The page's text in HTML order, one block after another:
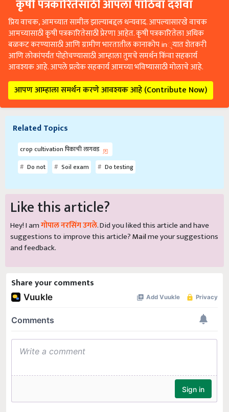
कृषी पत्रकारितेसाठी आपला पाठिंबा दर्शवा
प्रिय वाचक, आमच्यात सामील झाल्याबद्दल धन्यवाद. आपल्यासारखे वाचक
आमच्यासाठी कृषी पत्रकारितेसाठी प्रेरणा आहेत. कृषी पत्रकारितेला अधिक
बळकट करण्यासाठी आणि ग्रामीण भारतातील कानाकोप in्यात शेतकरी
आणि लोकांपर्यंत पोहोचण्यासाठी आम्हाला तुमचे समर्थन किंवा सहकार्य
आवश्यक आहे. आपले प्रत्येक सहकार्य आमच्या भविष्यासाठी मोलाचे आहे.
आपण आम्हाला समर्थन करणे आवश्यक आहे (Contribute Now)
Related Topics
crop cultivation पिकाची लागवड
Do not
Soil exam Do testing
Like this article?
Hey! I amगोपाल नरसिंग उगले. Did you liked this article and have
suggestions to improve this article?Mailme your suggestions
and feedback.
Share your comments